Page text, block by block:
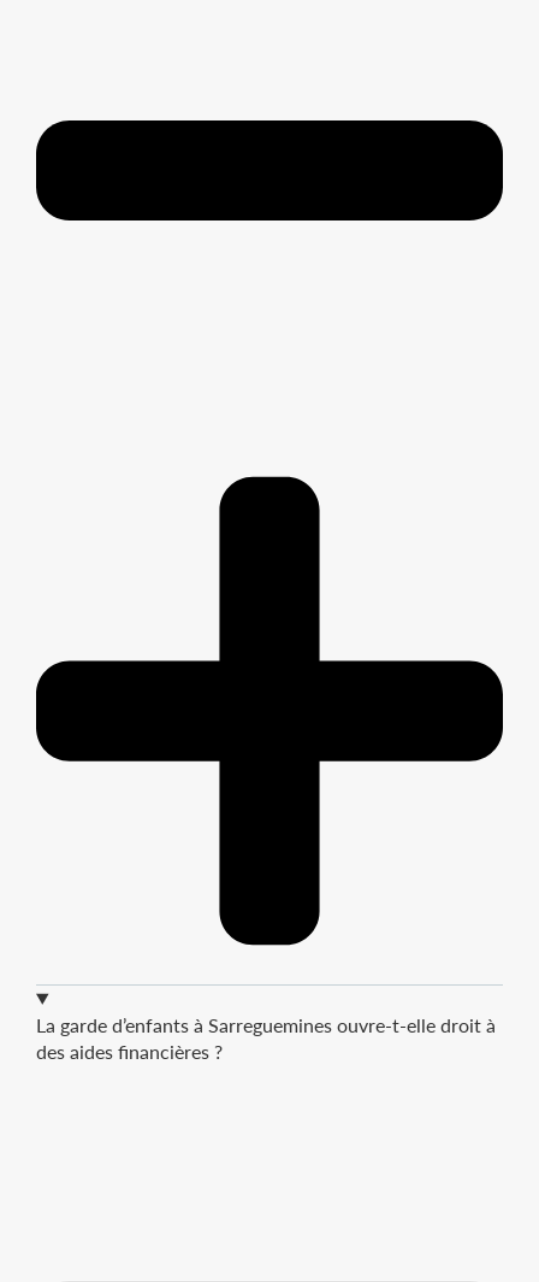
La garde d’enfants à Sarreguemines ouvre-t-elle droit à
des aides financières ?